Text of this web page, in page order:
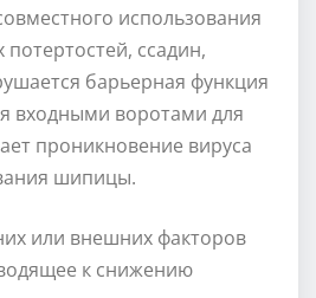
использования
ссадин,
барьерная функция
входными воротами для
проникновение вируса
шипицы.
или внешних факторов
к снижению